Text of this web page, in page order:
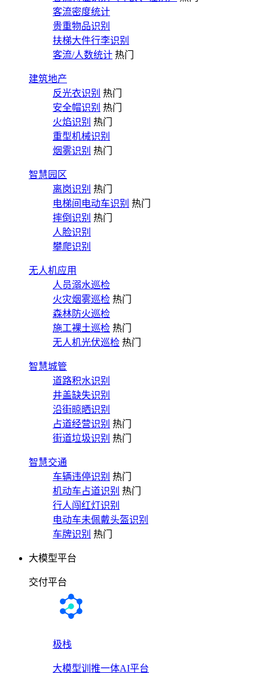
客流密度统计
贵重物品识别
扶梯大件行李识别
客流/人数统计 热门
建筑地产
反光衣识别 热门
安全帽识别 热门
火焰识别 热门
重型机械识别
烟雾识别 热门
智慧园区
离岗识别 热门
电梯间电动车识别 热门
摔倒识别 热门
人脸识别
攀爬识别
无人机应用
人员溺水巡检
火灾烟雾巡检 热门
森林防火巡检
施工裸土巡检 热门
无人机光伏巡检 热门
智慧城管
道路积水识别
井盖缺失识别
沿街晾晒识别
占道经营识别 热门
街道垃圾识别 热门
智慧交通
车辆违停识别 热门
机动车占道识别 热门
行人闯红灯识别
电动车未佩戴头盔识别
车牌识别 热门
大模型平台
交付平台
极栈
大模型训推一体AI平台